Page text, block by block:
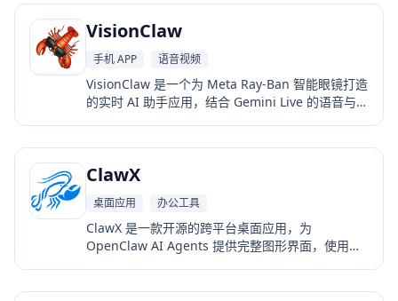
渠道。
VisionClaw
手机 APP 语音视频
VisionClaw 是一个为 Meta Ray‑Ban 智能眼镜打造
的实时 AI 助手应用，结合 Gemini Live 的语音与视
有眼镜时使用手机摄像头进行同样的实时视觉对
ClawX
桌面应用 办公工具
ClawX 是一款开源的跨平台桌面应用，为
OpenClaw AI Agents 提供完整图形界面，使用户